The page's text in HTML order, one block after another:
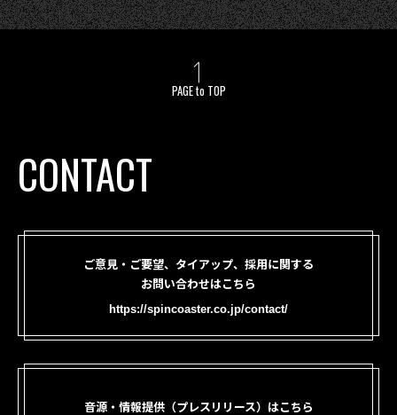
PAGE to TOP
CONTACT
ご意見・ご要望、タイアップ、採用に関する
お問い合わせはこちら
https://spincoaster.co.jp/contact/
音源・情報提供（プレスリリース）はこちら